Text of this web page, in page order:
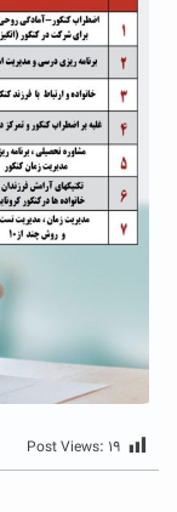
Post Views: ۱۹